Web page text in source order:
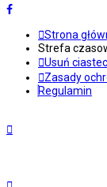
Strona
Strefa
Usuń
Zasady
Regulamin